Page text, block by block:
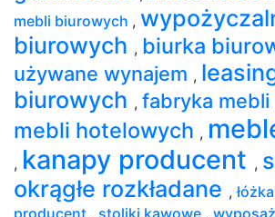
mebli biurowych ,
biurowych , biurka
używane wynajem ,
biurowych , fabryka mebli
mebli hotelowych ,
, kanapy producent ,
okrągłe rozkładane ,
producent , stoliki kawowe ,